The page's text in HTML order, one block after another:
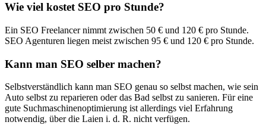
Wie viel kostet SEO pro Stunde?
Ein SEO Freelancer nimmt zwischen 50 € und 120 € pro Stunde.
SEO Agenturen liegen meist zwischen 95 € und 120 € pro Stunde.
Kann man SEO selber machen?
Selbstverständlich kann man SEO genau so selbst machen, wie sein
Auto selbst zu reparieren oder das Bad selbst zu sanieren. Für eine
gute Suchmaschinenoptimierung ist allerdings viel Erfahrung
notwendig, über die Laien i. d. R. nicht verfügen.